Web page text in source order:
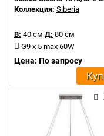
Коллекция: Siberia
В: 40 см Д: 80 см
G9 x 5 max 60W
Цена: По запросу